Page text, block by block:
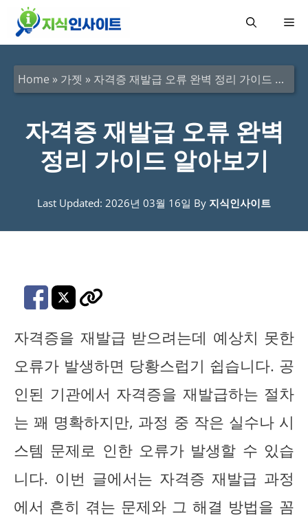
메
Home » 가젯 » 자격증 재발급 오류 완벽 정리 가이드 알아보기
자격증 재발급 오류 완벽
정리 가이드 알아보기
Last Updated: 2026년 03월 16일 By 지식인사이트
자격증을 재발급 받으려는데 예상치 못한
오류가 발생하면 당황스럽기 쉽습니다. 공
인된 기관에서 자격증을 재발급하는 절차
는 꽤 명확하지만, 과정 중 작은 실수나 시
스템 문제로 인한 오류가 발생할 수 있습
니다. 이번 글에서는 자격증 재발급 과정
에서 흔히 겪는 문제와 그 해결 방법을 꼼